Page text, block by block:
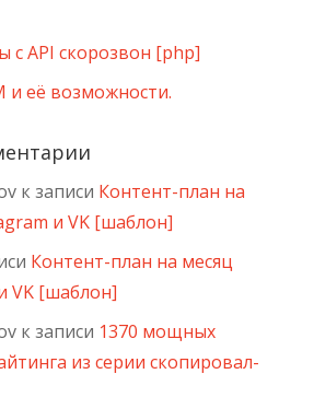
с API скорозвон [php]
и её возможности.
к записи Контент-план на
и VK [шаблон]
Контент-план на месяц
VK [шаблон]
к записи 1370 мощных
из серии скопировал-